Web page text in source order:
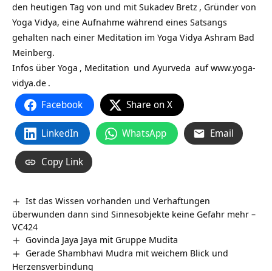
den heutigen Tag von und mit Sukadev Bretz , Gründer von
Yoga Vidya, eine Aufnahme während eines Satsangs
gehalten nach einer Meditation im Yoga Vidya Ashram Bad
Meinberg.
Infos über Yoga , Meditation und Ayurveda aufwww.yoga-
vidya.de .
Facebook Share on X
LinkedIn WhatsApp Email
Copy Link
Ist das Wissen vorhanden und Verhaftungen
überwunden dann sind Sinnesobjekte keine Gefahr mehr –
VC424
Govinda Jaya Jaya mit Gruppe Mudita
Gerade Shambhavi Mudra mit weichem Blick und
Herzensverbindung